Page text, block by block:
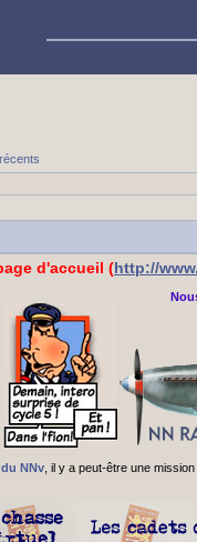
d'accueil (http://
NNv, il y a peut-être une